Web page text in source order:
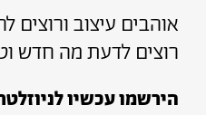
אוהבים עיצוב ורוצים
רוצים לדעת מה חדש
הירשמו עכשיו